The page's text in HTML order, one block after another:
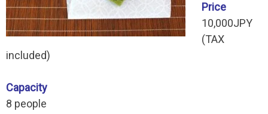
Price
10,000JPY
(TAX
included)
Capacity
8 people